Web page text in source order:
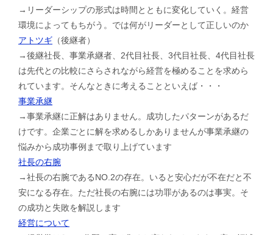
→リーダーシップの形式は時間とともに変化していく。経営
環境によってもちがう。では何がリーダーとして正しいのか
アトツギ （後継者）
→後継社長、事業承継者、2代目社長、3代目社長、4代目社長
は先代との比較にさらされながら経営を極めることを求めら
れています。そんなときに考えることといえば・・・
事業承継
→事業承継に正解はありません。成功したパターンがあるだ
けです。企業ごとに解を求めるしかありませんが事業承継の
悩みから成功事例まで取り上げています
社長の右腕
→社長の右腕であるNO.2の存在。いると安心だが不在だと不
安になる存在。ただ社長の右腕には功罪があるのは事実。そ
の成功と失敗を解説します
経営について